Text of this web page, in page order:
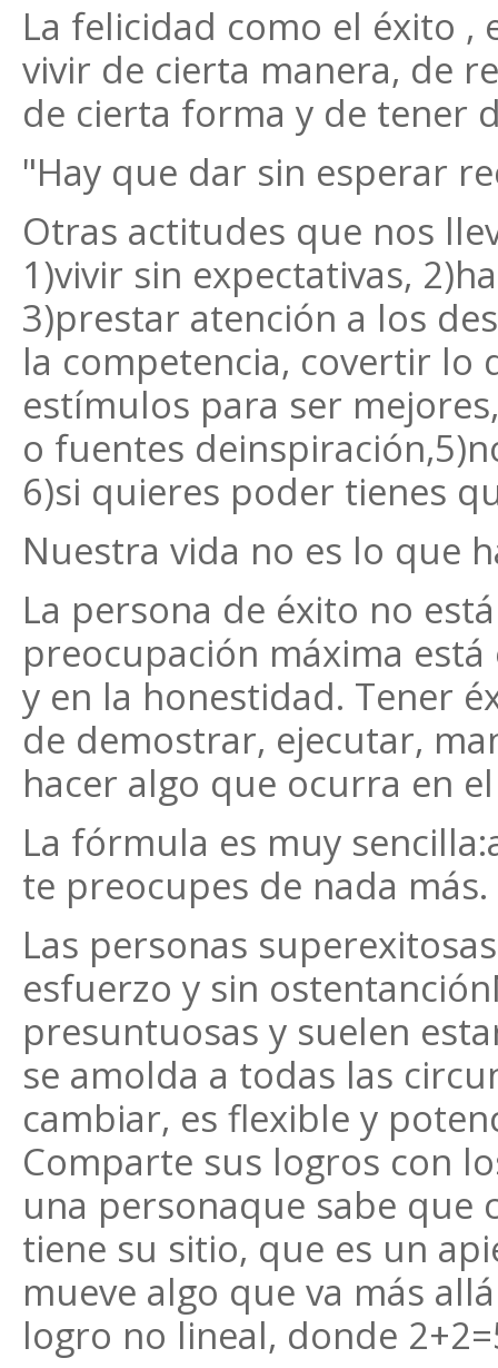
La felicidad como el éxito ,
vivir de cierta manera, de
de cierta forma y de tener
"Hay que dar sin esperar
Otras actitudes que nos
1)vivir sin expectativas,
3)prestar atención a los
la competencia, covertir lo
estímulos para ser
o fuentes
6)si quieres poder tienes
Nuestra vida no es lo que
La persona de éxito no
preocupación máxima
y en la honestidad. Tener
de demostrar, ejecutar,
hacer algo que ocurra en
La fórmula es muy
te preocupes de nada más.
Las personas
esfuerzo y sin
presuntuosas y suelen
se amolda a todas las
cambiar, es flexible y
Comparte sus logros con
una personaque sabe que
tiene su sitio, que es un
mueve algo que va más
logro no lineal, donde